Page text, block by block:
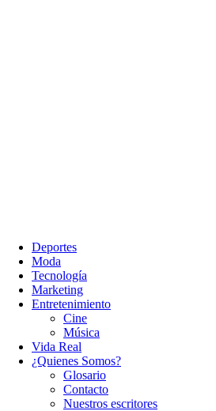
Deportes
Moda
Tecnología
Marketing
Entretenimiento
Cine
Música
Vida Real
¿Quienes Somos?
Glosario
Contacto
Nuestros escritores